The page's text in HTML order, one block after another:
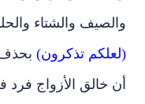
والصيف والشتاء
(لعلكم تذكرون) بحذف
أن خالق الأزواج فرد